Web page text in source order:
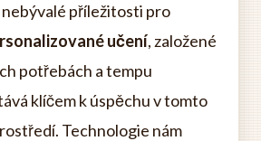
nebývalé příležitosti pro
učení, založené
potřebách a tempu
klíčem k úspěchu v tomto
Technologie nám